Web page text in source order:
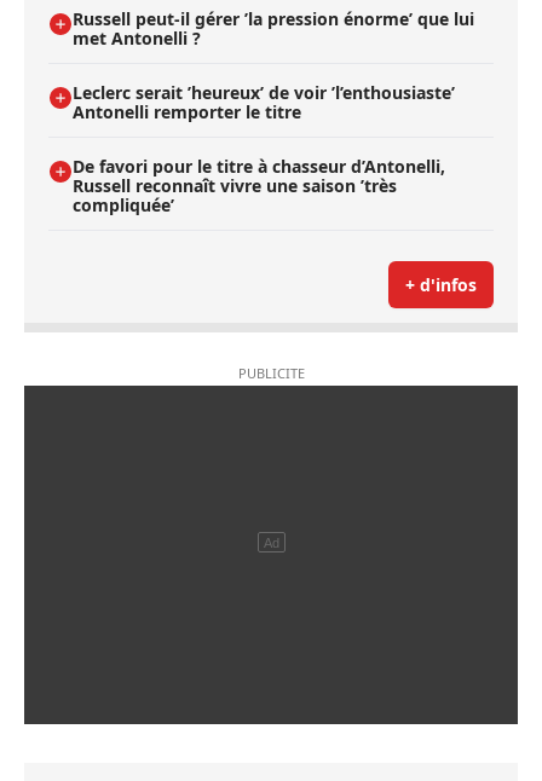
Russell peut-il gérer ’la pression énorme’ que lui
met Antonelli ?
Leclerc serait ’heureux’ de voir ’l’enthousiaste’
Antonelli remporter le titre
De favori pour le titre à chasseur d’Antonelli,
Russell reconnaît vivre une saison ’très
compliquée’
+ d'infos